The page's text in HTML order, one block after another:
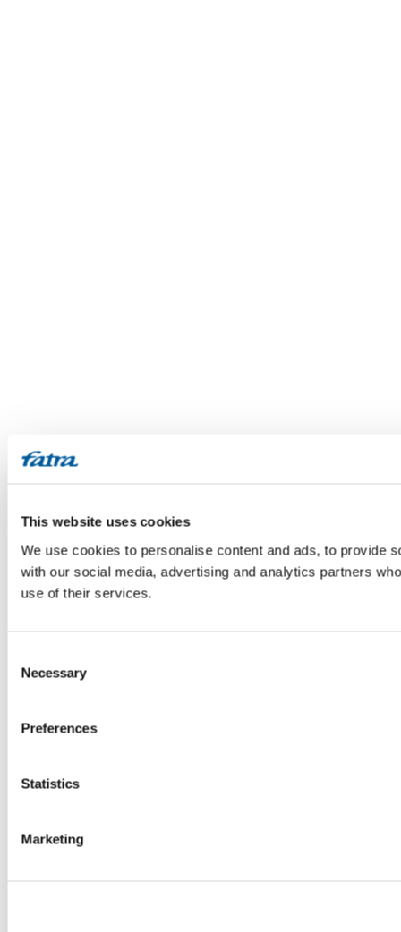
This website uses cookies
We use cookies to personalise content and ads, to provide
with our social media, advertising and analytics partners
use of their services.
Selection
Necessary
Preferences
Statistics
Marketing